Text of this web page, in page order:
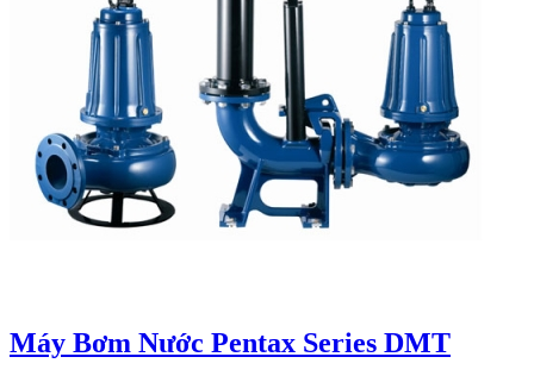
Máy Bơm Nước Pentax Series DMT